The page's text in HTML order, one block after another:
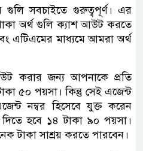
সবচাইতে গুরুত্বপূর্ণ। এর
অর্থ গুলি ক্যাশ আউট করতে
এটিএমের মাধ্যমে আমরা অর্থ
করার জন্য আপনাকে প্রতি
৫০ পয়সা। কিন্তু সেই এজেন্ট
নম্বর হিসেবে যুক্ত করেন
দিতে হবে ১৪ টাকা ৯০ পয়সা।
টাকা সাশ্রয় করতে পারবেন।